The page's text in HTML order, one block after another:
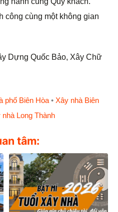
công cùng một không gian
Dựng Quốc Bảo, Xây Chữ
phố Biên Hòa • Xây nhà Biên
nhà Long Thành
tâm: